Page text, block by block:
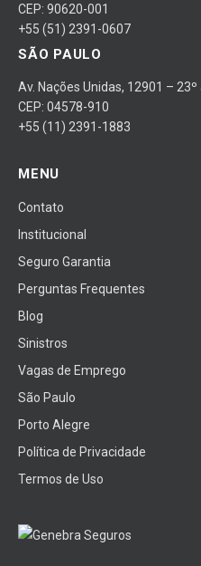
CEP: 90620-001
+55 (51) 2391-0607
SÃO PAULO
Av. Nações Unidas, 12901 –
CEP: 04578-910
+55 (11) 2391-1883
MENU
Contato
Institucional
Seguro Garantia
Perguntas Frequentes
Blog
Sinistros
Vagas de Emprego
São Paulo
Porto Alegre
Política de Privacidade
Termos de Uso